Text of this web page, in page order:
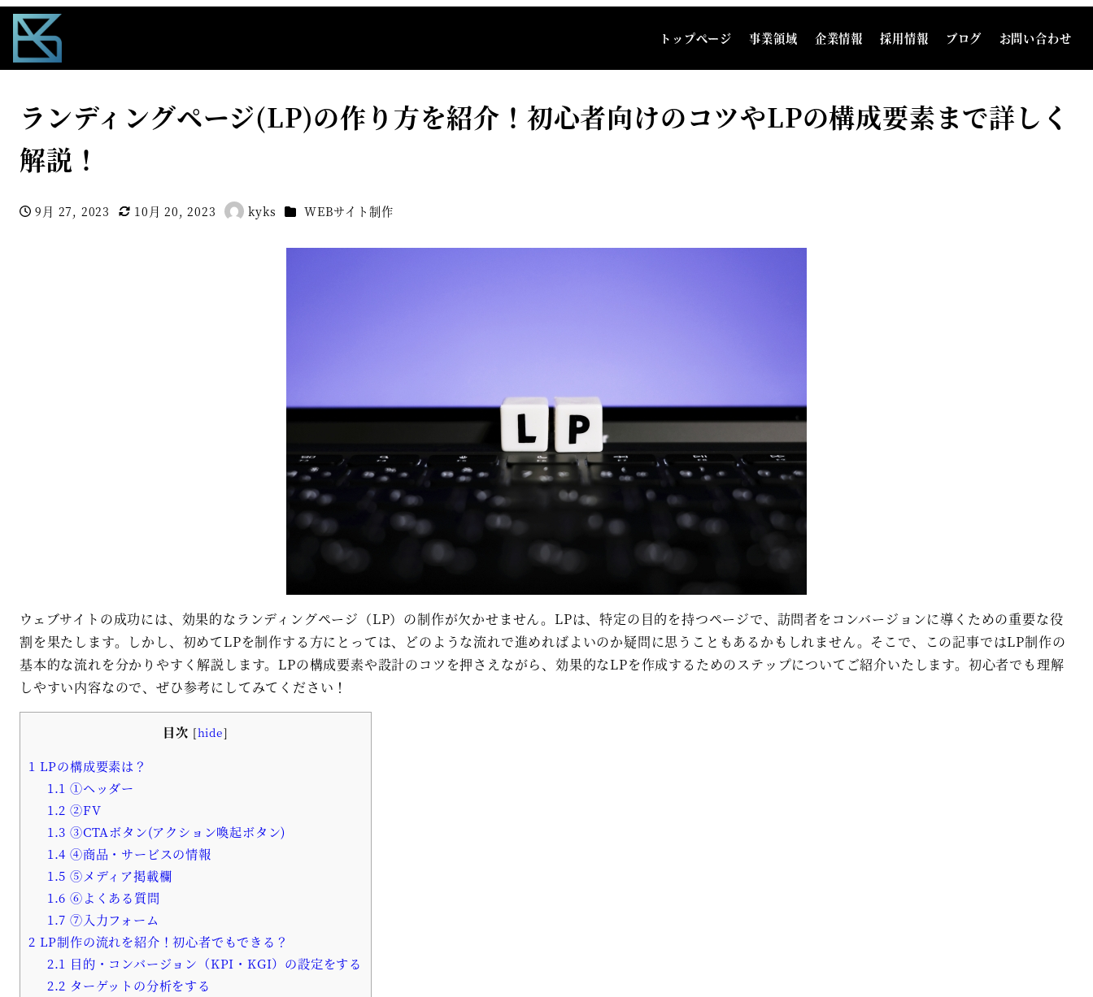
トップぺージ 事業領域 企業情報 採用情報 ブログ お問い合わせ
トップぺージ ランディングページ(LP)の作り方を紹介！初心者向けのコツやLPの構成要素まで詳しく解説！
ランディングページ(LP)の作り方を紹介！初心者向けのコツやLPの構成要素まで詳しく
解説！
投稿日
9月 27, 2023
更新日
10月 20, 2023
著
kyks カテゴリー
WEBサイト制作
ウェブサイトの成功には、効果的なランディングページ（LP）の制作が欠かせません。LPは、特定の目的を持つページで、訪問者をコンバージョンに導くための重要な役
割を果たします。しかし、初めてLPを制作する方にとっては、どのような流れで進めればよいのか疑問に思うこともあるかもしれません。そこで、この記事ではLP制作の
基本的な流れを分かりやすく解説します。LPの構成要素や設計のコツを押さえながら、効果的なLPを作成するためのステップについてご紹介いたします。初心者でも理解
しやすい内容なので、ぜひ参考にしてみてください！
目次 [hide]
1 LPの構成要素は？
1.1 ①ヘッダー
1.2 ②FV
1.3 ③CTAボタン(アクション喚起ボタン)
1.4 ④商品・サービスの情報
1.5 ⑤メディア掲載欄
1.6 ⑥よくある質問
1.7 ⑦入力フォーム
2 LP制作の流れを紹介！初心者でもできる？
2.1 目的・コンバージョン（KPI・KGI）の設定をする
2.2 ターゲットの分析をする